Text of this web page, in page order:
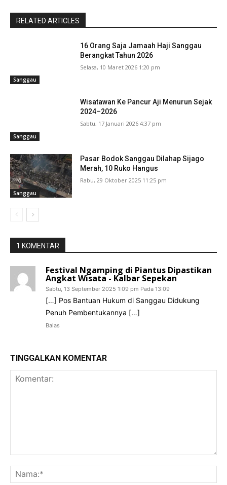
RELATED ARTICLES
Sanggau
16 Orang Saja Jamaah Haji Sanggau
Berangkat Tahun 2026
Selasa, 10 Maret 2026 1:20 pm
Sanggau
Wisatawan Ke Pancur Aji Menurun Sejak
2024–2026
Sabtu, 17 Januari 2026 4:37 pm
Sanggau
Pasar Bodok Sanggau Dilahap Sijago
Merah, 10 Ruko Hangus
Rabu, 29 Oktober 2025 11:25 pm
1 KOMENTAR
Festival Ngamping di Piantus Dipastikan
Angkat Wisata - Kalbar Sepekan
Sabtu, 13 September 2025 1:09 pm Pada 13:09
[…] Pos Bantuan Hukum di Sanggau Didukung
Penuh Pembentukannya […]
Balas
TINGGALKAN KOMENTAR